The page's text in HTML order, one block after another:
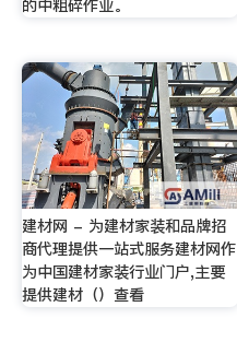
的中粗碎作业。
建材网 - 为建材家装和品牌招
商代理提供一站式服务建材网作
为中国建材家装行业门户,主要
提供建材（）查看